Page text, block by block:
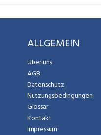
ALLGEMEIN
Über uns
AGB
Datenschutz
Nutzungsbedingungen
Glossar
Kontakt
Impressum